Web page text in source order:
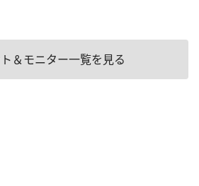
＆モニター一覧を見る